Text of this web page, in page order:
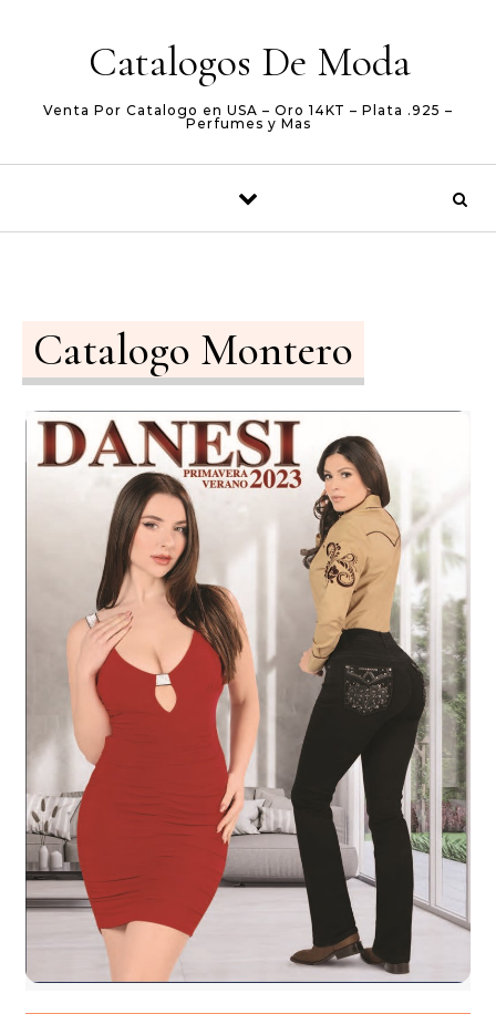
Catalogos De Moda
Venta Por Catalogo en USA – Oro 14KT – Plata .925 –
Perfumes y Mas
Catalogo Montero